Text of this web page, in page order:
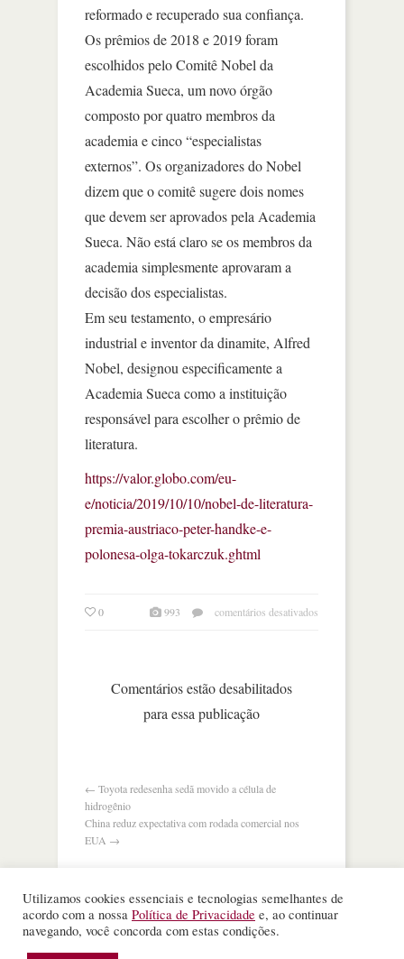
reformado e recuperado sua confiança.
Os prêmios de 2018 e 2019 foram
escolhidos pelo Comitê Nobel da
Academia Sueca, um novo órgão
composto por quatro membros da
academia e cinco “especialistas
externos”. Os organizadores do Nobel
dizem que o comitê sugere dois nomes
que devem ser aprovados pela Academia
Sueca. Não está claro se os membros da
academia simplesmente aprovaram a
decisão dos especialistas.
Em seu testamento, o empresário
industrial e inventor da dinamite, Alfred
Nobel, designou especificamente a
Academia Sueca como a instituição
responsável para escolher o prêmio de
literatura.
https://valor.globo.com/eu-
e/noticia/2019/10/10/nobel-de-literatura-
premia-austriaco-peter-handke-e-
polonesa-olga-tokarczuk.ghtml
0 993 comentários desativados
Comentários estão desabilitados
para essa publicação
← Toyota redesenha sedã movido a célula de
hidrogênio
China reduz expectativa com rodada comercial nos
EUA →
©Nota Alta ESPM. Todos os direitos reservados.
Utilizamos cookies essenciais e tecnologias semelhantes de
acordo com a nossa Política de Privacidade e, ao continuar
navegando, você concorda com estas condições.